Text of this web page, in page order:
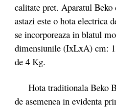
calitate pret. Aparatul Beko
astazi este o hota electrica
se incorporeaza in blatul
dimensiunile (IxLxA) cm:
de 4 Kg.
Hota traditionala Beko
de asemenea in evidenta